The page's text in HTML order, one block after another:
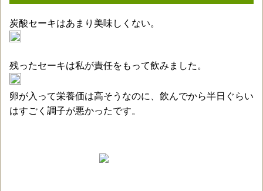
炭酸セーキはあまり美味しくない。
残ったセーキは私が責任をもって飲みました。
卵が入って栄養価は高そうなのに、飲んでから半日ぐらい
はすごく調子が悪かったです。